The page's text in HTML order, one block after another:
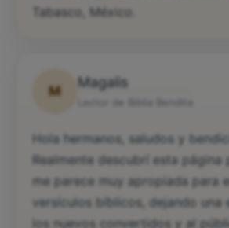
Tabasco, México.
M
Magalis
Hola hermanos, saludos y
Realmente descubrí esta página
me parece muy apropiada para
versículos bíblicos, dejando una
los nuevos convertidos y al